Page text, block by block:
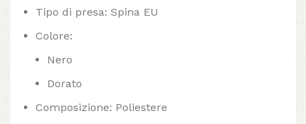
Tipo di presa: Spina EU
Colore:
Nero
Dorato
Composizione: Poliestere